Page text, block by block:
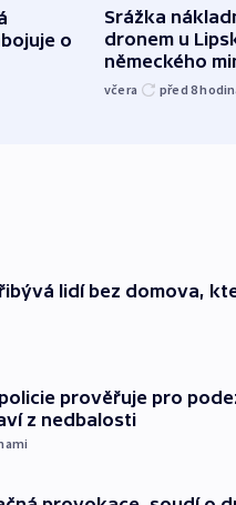
o
Srážka
dronem u
německého
včera před 8
lidí bez domova,
prověřuje pro
z nedbalosti